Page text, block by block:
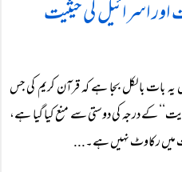
اسرائیل کی حیثیت
بات بالکل بجا ہے کہ قرآن کریم کی جس
کے درجہ کی دوستی سے منع کیا گیا ہے،
میں رکاوٹ نہیں ہے۔...